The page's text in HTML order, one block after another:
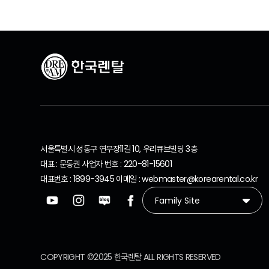
서울특별시 성동구 연무장11길 10, 우리큐브빌딩 3층
대표 : 문동권 사업자 번호 : 220-81-15601
대표번호 : 1899-3945 이메일 : webmaster@korearental.co.kr
COPYRIGHT ©2025 한국렌탈 ALL RIGHTS RESERVED